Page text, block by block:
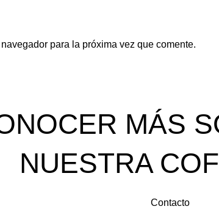
para la próxima vez que comente.
MÁS
NUESTRA
Contacto